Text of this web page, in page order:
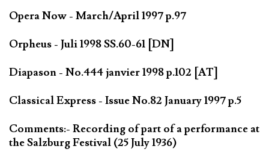
Opera Now - March/April 1997 p.97
Orpheus - Juli 1998 SS.60-61 [DN]
Diapason - No.444 janvier 1998 p.102 [AT]
Classical Express - Issue No.82 January 1997 p.5
Comments:- Recording of part of a performance at
the Salzburg Festival (25 July 1936)